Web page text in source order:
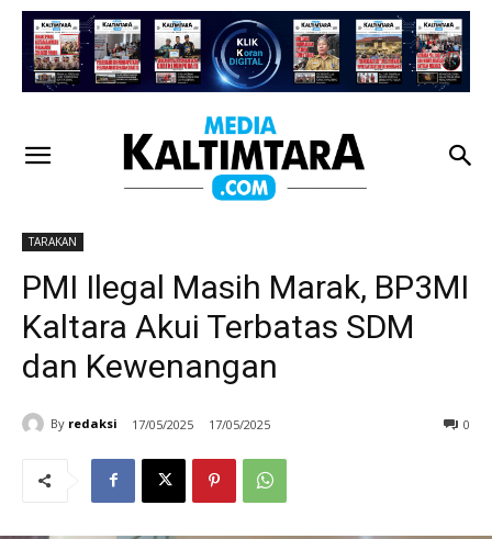
TARAKAN
PMI Ilegal Masih Marak, BP3MI
Kaltara Akui Terbatas SDM
dan Kewenangan
By redaksi 17/05/2025 17/05/2025 0